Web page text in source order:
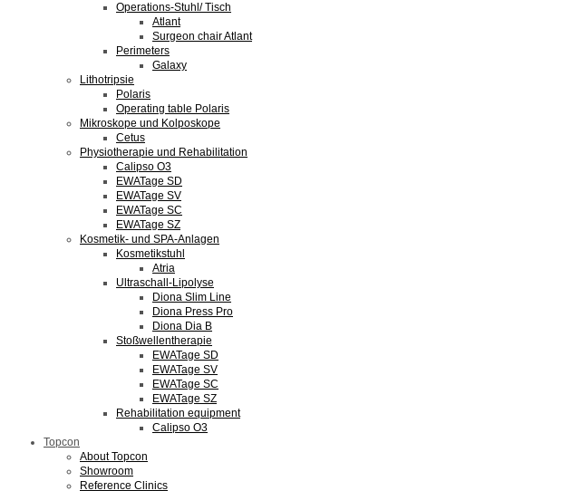
Operations-Stuhl/ Tisch
Atlant
Surgeon chair Atlant
Perimeters
Galaxy
Lithotripsie
Polaris
Operating table Polaris
Mikroskope und Kolposkope
Cetus
Physiotherapie und Rehabilitation
Calipso O3
EWATage SD
EWATage SV
EWATage SC
EWATage SZ
Kosmetik- und SPA-Anlagen
Kosmetikstuhl
Atria
Ultraschall-Lipolyse
Diona Slim Line
Diona Press Pro
Diona Dia B
Stoßwellentherapie
EWATage SD
EWATage SV
EWATage SC
EWATage SZ
Rehabilitation equipment
Calipso O3
Topcon
About Topcon
Showroom
Reference Clinics